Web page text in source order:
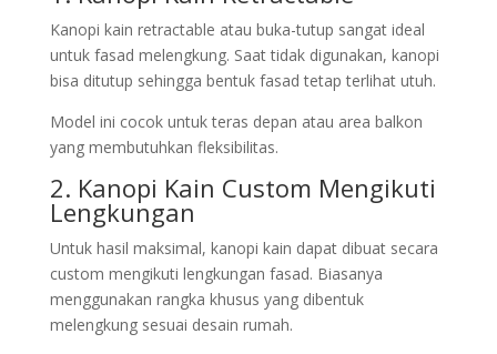
Kanopi kain retractable atau buka-tutup sangat ideal
untuk fasad melengkung. Saat tidak digunakan, kanopi
bisa ditutup sehingga bentuk fasad tetap terlihat utuh.
Model ini cocok untuk teras depan atau area balkon
yang membutuhkan fleksibilitas.
2. Kanopi Kain Custom Mengikuti
Lengkungan
Untuk hasil maksimal, kanopi kain dapat dibuat secara
custom mengikuti lengkungan fasad. Biasanya
menggunakan rangka khusus yang dibentuk
melengkung sesuai desain rumah.